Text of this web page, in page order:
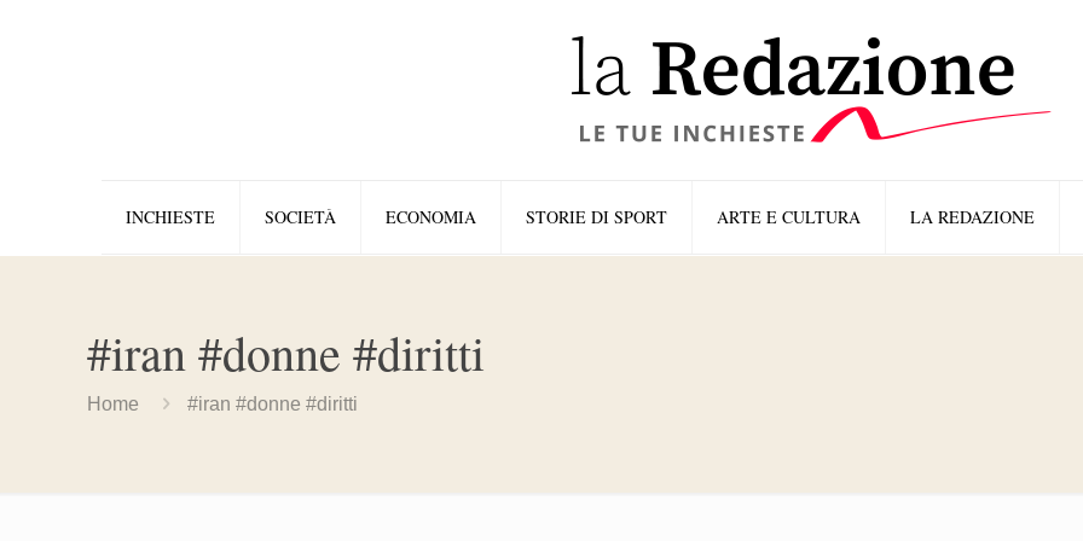
INCHIESTE SOCIETÀ ECONOMIA STORIE DI SPORT ARTE E CULTURA LA REDAZIONE
#iran #donne #diritti
Home #iran #donne #diritti